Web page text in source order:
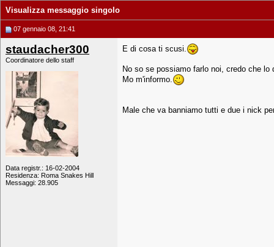
Visualizza messaggio singolo
07 gennaio 08, 21:41
staudacher300
Coordinatore dello staff
Data registr.: 16-02-2004
Residenza: Roma Snakes Hill
Messaggi: 28.905
E di cosa ti scusi.
No so se possiamo farlo noi, credo che
Mo m'informo.
Male che va banniamo tutti e due i nick